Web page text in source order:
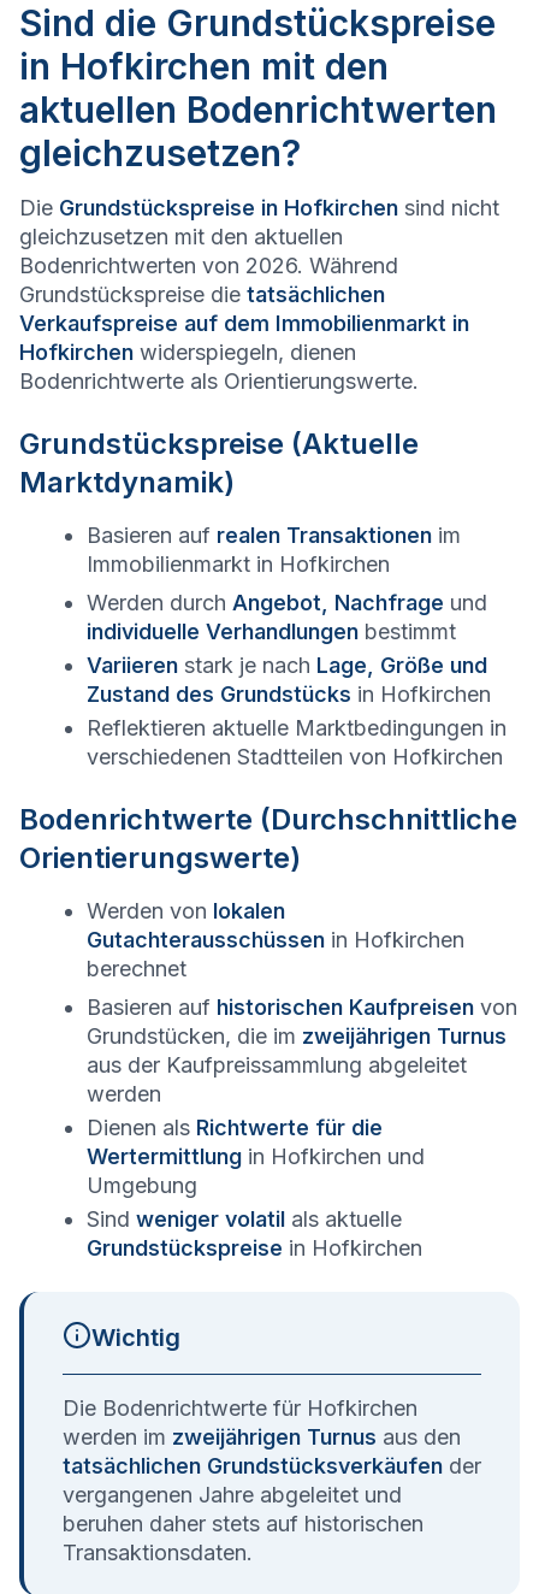
Sind die Grundstückspreise
in Hofkirchen mit den
aktuellen Bodenrichtwerten
gleichzusetzen?
Die Grundstückspreise in Hofkirchen sind nicht
gleichzusetzen mit den aktuellen
Bodenrichtwerten von 2026. Während
Grundstückspreise die tatsächlichen
Verkaufspreise auf dem Immobilienmarkt in
Hofkirchen widerspiegeln, dienen
Bodenrichtwerte als Orientierungswerte.
Grundstückspreise (Aktuelle
Marktdynamik)
Basieren auf realen Transaktionen im
Immobilienmarkt in Hofkirchen
Werden durch Angebot, Nachfrage und
individuelle Verhandlungen bestimmt
Variieren stark je nach Lage, Größe und
Zustand des Grundstücks in Hofkirchen
Reflektieren aktuelle Marktbedingungen in
verschiedenen Stadtteilen von Hofkirchen
Bodenrichtwerte (Durchschnittliche
Orientierungswerte)
Werden von lokalen
Gutachterausschüssen in Hofkirchen
berechnet
Basieren auf historischen Kaufpreisen von
Grundstücken, die im zweijährigen Turnus
aus der Kaufpreissammlung abgeleitet
werden
Dienen als Richtwerte für die
Wertermittlung in Hofkirchen und
Umgebung
Sind weniger volatil als aktuelle
Grundstückspreise in Hofkirchen
Wichtig
Die Bodenrichtwerte für Hofkirchen
werden im zweijährigen Turnus aus den
tatsächlichen Grundstücksverkäufen der
vergangenen Jahre abgeleitet und
beruhen daher stets auf historischen
Transaktionsdaten.